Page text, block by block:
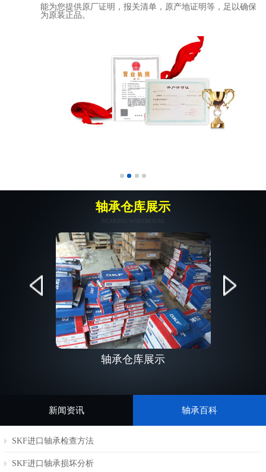
能为您提供原厂证明，报关清单，原产地证明等，足以确保
为原装正品。
轴承仓库展示
轴承仓库展示
新闻资讯 轴承百科
SKF进口轴承检查方法
SKF进口轴承损坏分析